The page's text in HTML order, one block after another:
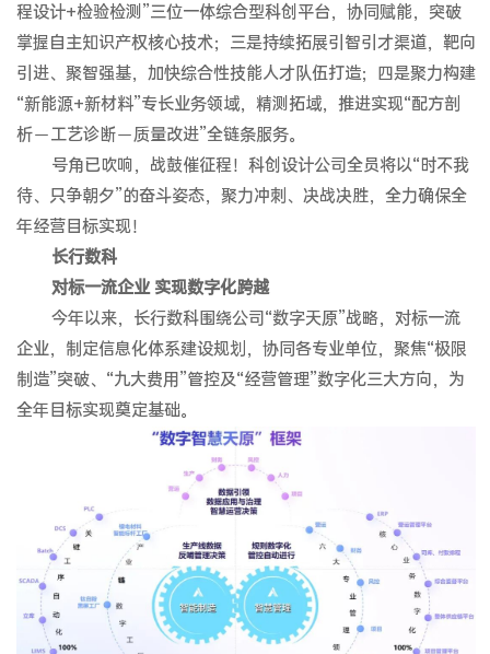
程设计+检验检测”三位一体综合型科创平台，协同赋能，突破
掌握自主知识产权核心技术；三是持续拓展引智引才渠道，靶向
引进、聚智强基，加快综合性技能人才队伍打造；四是聚力构建
“新能源+新材料”专长业务领域，精测拓域，推进实现“配方剖
析－工艺诊断－质量改进”全链条服务。
号角已吹响，战鼓催征程！科创设计公司全员将以“时不我
待、只争朝夕”的奋斗姿态，聚力冲刺、决战决胜，全力确保全
年经营目标实现！
长行数科
对标一流企业 实现数字化跨越
今年以来，长行数科围绕公司“数字天原”战略，对标一流
企业，制定信息化体系建设规划，协同各专业单位，聚焦“极限
制造”突破、“九大费用”管控及“经营管理”数字化三大方向，为
全年目标实现奠定基础。